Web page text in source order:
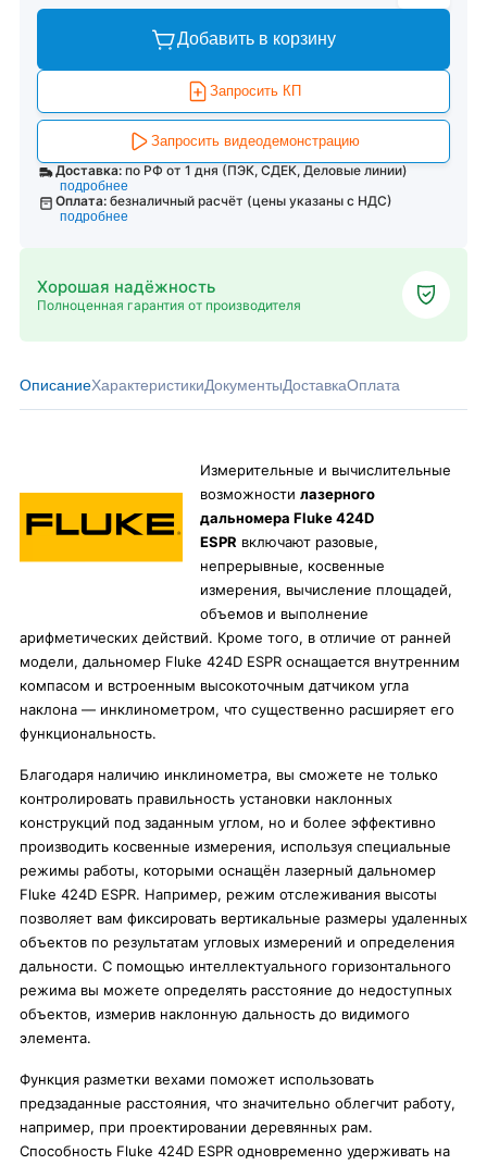
Добавить в корзину
Запросить КП
Запросить видеодемонстрацию
Доставка: по РФ от 1 дня (ПЭК, СДЕК, Деловые линии)
подробнее
Оплата: безналичный расчёт (цены указаны с НДС)
подробнее
Хорошая надёжность
Полноценная гарантия от производителя
ОписаниеХарактеристикиДокументыДоставкаОплата
Измерительные и вычислительные
возможности лазерного
дальномера Fluke 424D
ESPR включают разовые,
непрерывные, косвенные
измерения, вычисление площадей,
объемов и выполнение
арифметических действий. Кроме того, в отличие от ранней
модели, дальномер Fluke 424D ESPR оснащается внутренним
компасом и встроенным высокоточным датчиком угла
наклона — инклинометром, что существенно расширяет его
функциональность.
Благодаря наличию инклинометра, вы сможете не только
контролировать правильность установки наклонных
конструкций под заданным углом, но и более эффективно
производить косвенные измерения, используя специальные
режимы работы, которыми оснащён лазерный дальномер
Fluke 424D ESPR. Например, режим отслеживания высоты
позволяет вам фиксировать вертикальные размеры удаленных
объектов по результатам угловых измерений и определения
дальности. С помощью интеллектуального горизонтального
режима вы можете определять расстояние до недоступных
объектов, измерив наклонную дальность до видимого
элемента.
Функция разметки вехами поможет использовать
предзаданные расстояния, что значительно облегчит работу,
например, при проектировании деревянных рам.
Способность Fluke 424D ESPR одновременно удерживать на